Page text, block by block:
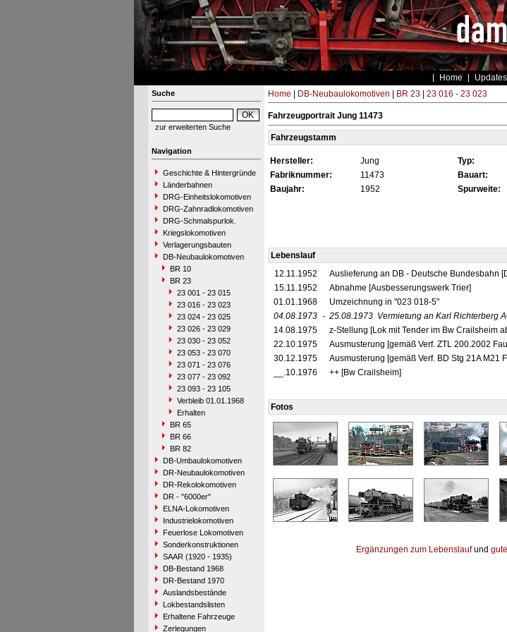
Home Updates
Suche
zur erweiterten Suche
Navigation
Geschichte & Hintergründe
Länderbahnen
DRG-Einheitslokomotiven
DRG-Zahnradlokomotiven
DRG-Schmalspurlok.
Kriegslokomotiven
Verlagerungsbauten
DB-Neubaulokomotiven
BR 10
BR 23
23 001 - 23 015
23 016 - 23 023
23 024 - 23 025
23 026 - 23 029
23 030 - 23 052
23 053 - 23 070
23 071 - 23 076
23 077 - 23 092
23 093 - 23 105
Verbleib 01.01.1968
Erhalten
BR 65
BR 66
BR 82
DB-Umbaulokomotiven
DR-Neubaulokomotiven
DR-Rekolokomotiven
DR - "6000er"
ELNA-Lokomotiven
Industrielokomotiven
Feuerlose Lokomotiven
Sonderkonstruktionen
SAAR (1920 - 1935)
DB-Bestand 1968
DR-Bestand 1970
Auslandsbestände
Lokbestandslisten
Erhaltene Fahrzeuge
Zerlegungen
Home DB-Neubaulokomotiven BR 23| 23 016 - 23 023
Fahrzeugportrait Jung 11473
Fahrzeugstamm
Hersteller: Jung Typ:
Fabriknummer:
11473 Bauart:
Baujahr:
1952 Spurweite:
Lebenslauf
12.11.1952
Auslieferung an DB - Deutsche Bundesbahn
15.11.1952
Abnahme [Ausbesserungswerk Trier]
01.01.1968
Umzeichnung in "023 018-5"
04.08.1973 - 25.08.1973 Vermietung an Karl Richterberg
14.08.1975
z-Stellung [Lok mit Tender im Bw Crailsheim
22.10.1975
Ausmusterung [gemäß Verf. ZTL 200.2002
30.12.1975
Ausmusterung [gemäß Verf. BD Stg 21A M21
__.10.1976
++ [Bw Crailsheim]
Fotos
Ergänzungen zum Lebenslaufund